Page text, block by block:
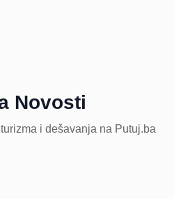
Novosti
i dešavanja na Putuj.ba